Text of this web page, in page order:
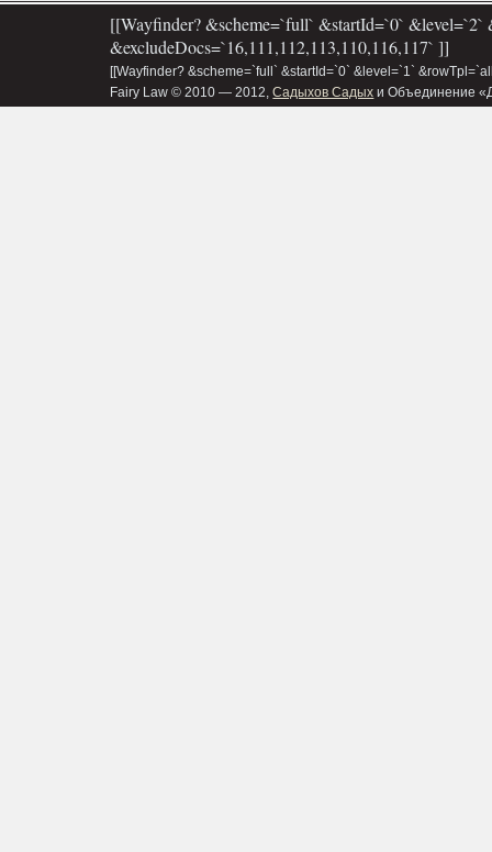
[[Wayfinder? &scheme=`full` &startId=`0`
&excludeDocs=`16,111,112,113,110,116,117` ]]
[[Wayfinder? &scheme=`full` &startId=`0` &level=`1`
Fairy Law © 2010 — 2012,Садыхов Садых и Объединение